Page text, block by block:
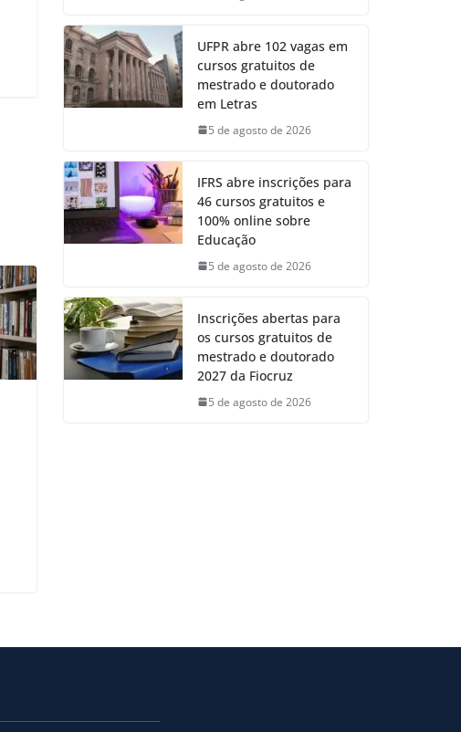
UFPR abre 102 vagas em
cursos gratuitos de
mestrado e doutorado
em Letras
5 de agosto de 2026
IFRS abre inscrições para
46 cursos gratuitos e
100% online sobre
Educação
5 de agosto de 2026
Inscrições abertas para
os cursos gratuitos de
mestrado e doutorado
2027 da Fiocruz
5 de agosto de 2026